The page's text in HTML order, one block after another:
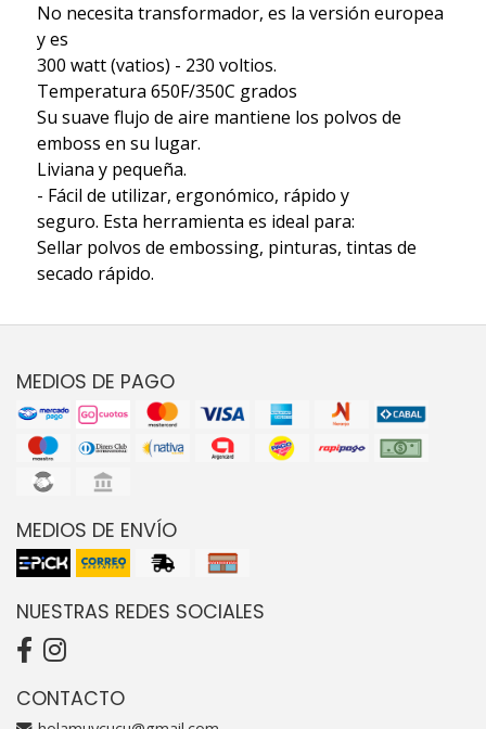
No necesita transformador, es la versión europea
y es
300 watt (vatios) - 230 voltios.
Temperatura 650F/350C grados
Su suave flujo de aire mantiene los polvos de
emboss en su lugar.
Liviana y pequeña.
- Fácil de utilizar, ergonómico, rápido y
seguro. Esta herramienta es ideal para:
Sellar polvos de embossing, pinturas, tintas de
secado rápido.
MEDIOS DE PAGO
MEDIOS DE ENVÍO
NUESTRAS REDES SOCIALES
CONTACTO